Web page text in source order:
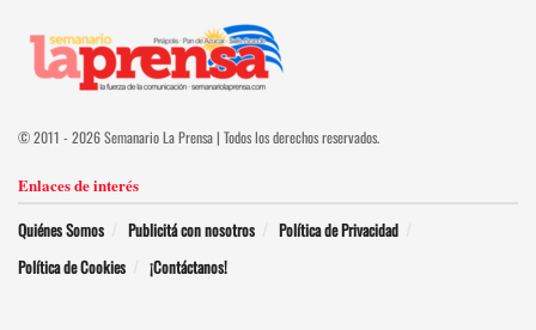
© 2011 - 2026 Semanario La Prensa | Todos los derechos reservados.
Enlaces de interés
Quiénes Somos Publicitá con nosotros
Política de Privacidad
Política de Cookies
¡Contáctanos!